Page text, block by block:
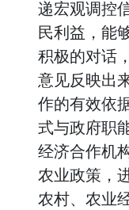
递宏观调控
民利益，能
积极的对话
意见反映出
作的有效依
式与政府职
经济合作机
农业政策，
农村、农业